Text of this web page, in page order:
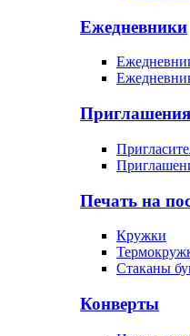
Ежедневники
Приглашения
Печать на
Кружки
Стаканы
Конверты